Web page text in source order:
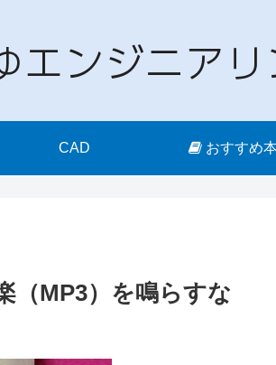
CAD おすすめ
（MP3）を鳴らすな